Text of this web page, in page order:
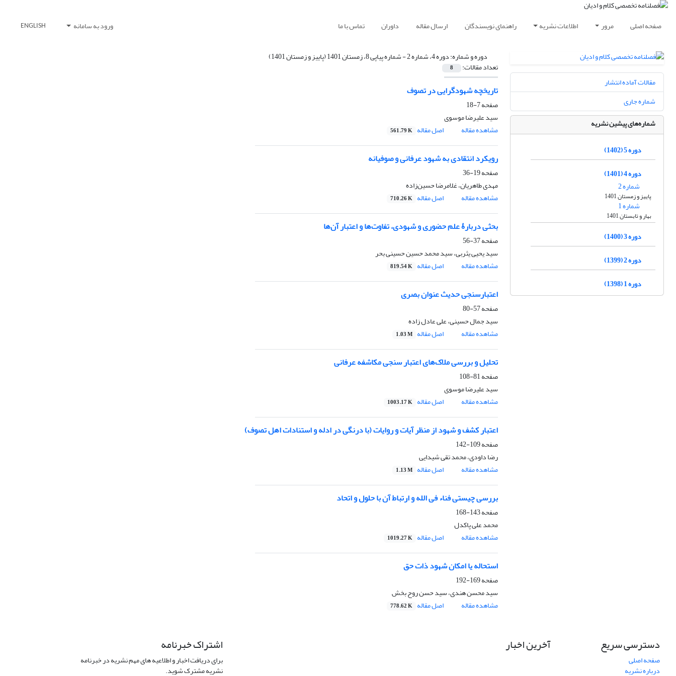
صفحه اصلی مرور اطلاعات نشریه راهنمای نویسندگان ارسال مقاله داوران تماس با ما ورود به سامانه ENGLISH
دوره و شماره:دوره 4، شماره 2 - شماره پیاپی 8، زمستان 1401 (پاییز و زمستان 1401)
تعداد مقالات: 8
تاریخچه شهودگرایی در تصوف
صفحه7-18
سید علیرضا موسوی
مشاهده مقاله
اصل مقاله 561.79 K
رویکرد انتقادی به شهود عرفانی و صوفیانه
صفحه19-36
مهدی طاهریان، غلامرضا حسین‌زاده
مشاهده مقاله
اصل مقاله 710.26 K
بحثی دربارۀ علم حضوری و شهودی، تفاوت‌ها و اعتبار آن‌ها
صفحه37-56
سید یحیی یثربی، سید محمد حسین حسینی بحر
مشاهده مقاله
اصل مقاله 819.54 K
اعتبارسنجی حدیث عنوان بصری
صفحه57-80
سید جمال حسینی، علی عادل زاده
مشاهده مقاله
اصل مقاله 1.03 M
تحلیل و بررسی ملاک‌های اعتبار سنجی مکاشفه عرفانی
صفحه81-108
سید علیرضا موسوی
مشاهده مقاله
اصل مقاله 1003.17 K
اعتبار کشف و شهود از منظر آیات و روایات (با درنگی در ادله و استنادات اهل تصوف)
صفحه109-142
رضا داودی، محمد تقی شیدایی
مشاهده مقاله
اصل مقاله 1.13 M
بررسی چیستی فناء فی الله و ارتباط آن با حلول و اتحاد
صفحه143-168
محمد علی پاکدل
مشاهده مقاله
اصل مقاله 1019.27 K
استحاله یا امکان شهود ذات حق
صفحه169-192
سید محسن هندی، سید حسن روح بخش
مشاهده مقاله
اصل مقاله 778.62 K
مقالات آماده انتشار
شماره جاری
شماره‌های پیشین نشریه
دوره 5 (1402)
دوره 4 (1401)
شماره 2
پاییز و زمستان 1401
شماره 1
بهار و تابستان 1401
دوره 3 (1400)
دوره 2 (1399)
دوره 1 (1398)
دسترسی سریع
صفحه اصلی
درباره نشریه
آخرین اخبار اشتراک خبرنامه
برای دریافت اخبار و اطلاعیه های مهم نشریه در خبرنامه
نشریه مشترک شوید.